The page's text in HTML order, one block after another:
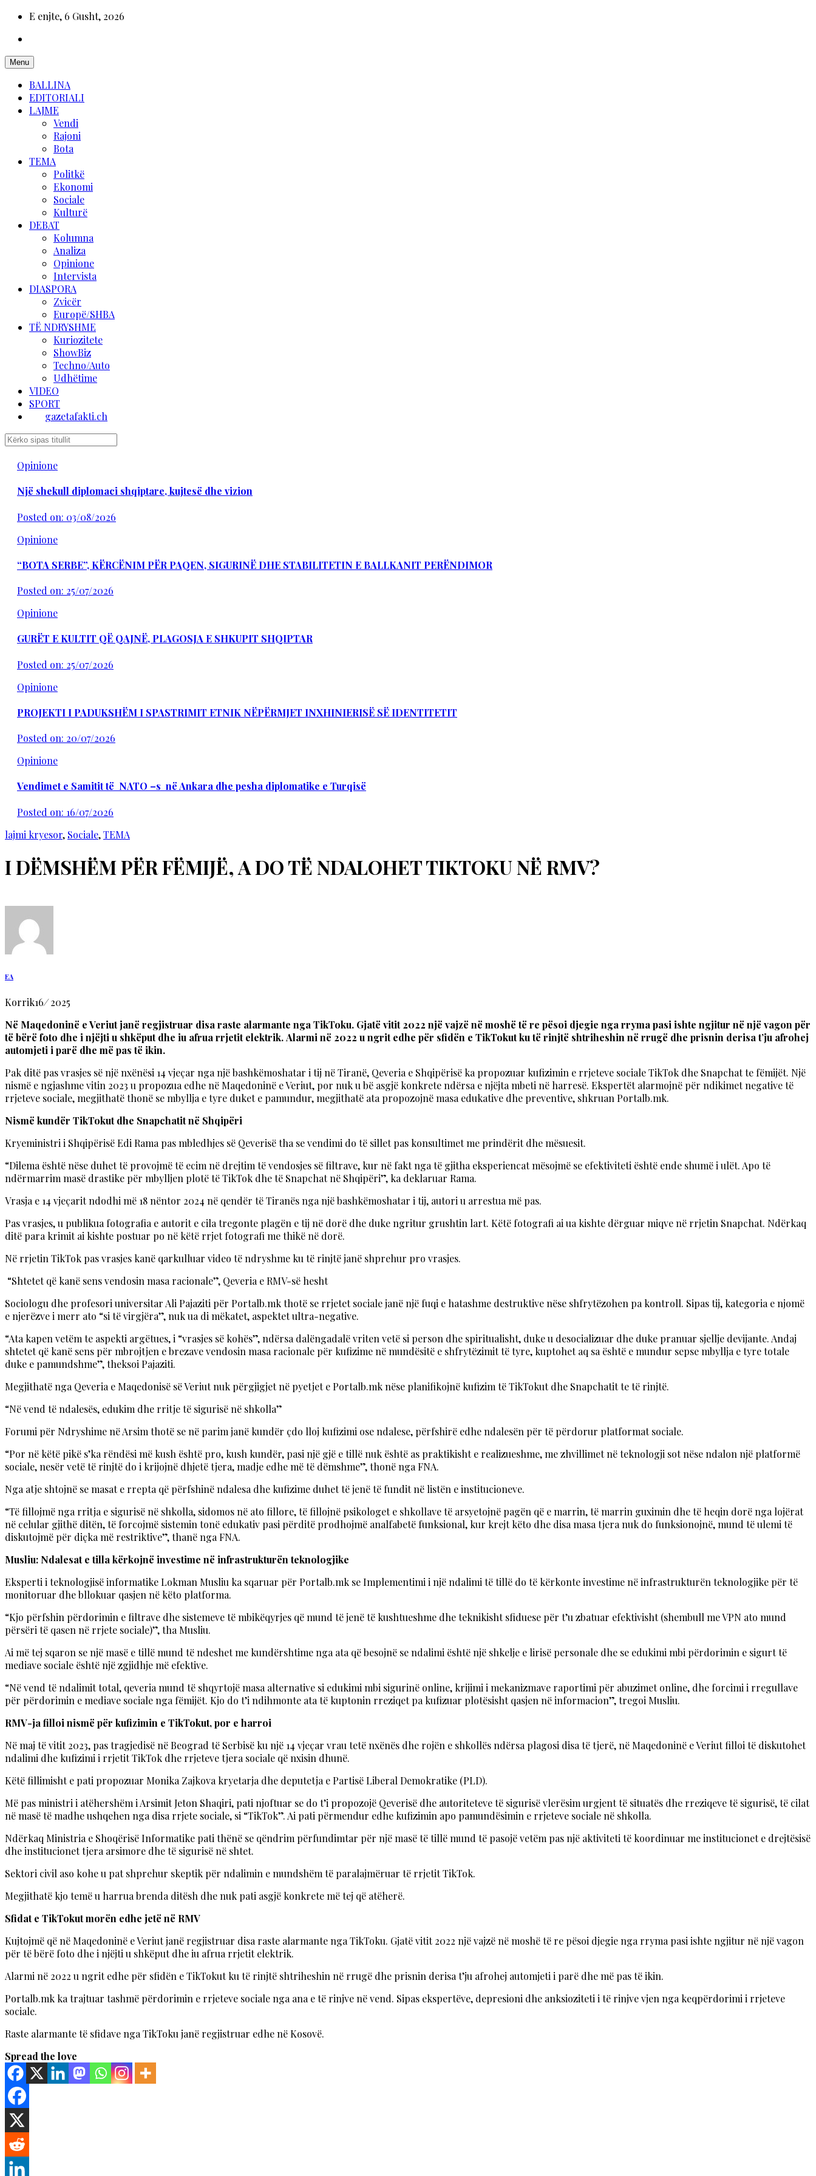
E enjte, 6 Gusht, 2026
Menu
BALLINA
EDITORIALI
LAJME
Vendi
Rajoni
Bota
TEMA
Politkë
Ekonomi
Sociale
Kulturë
DEBAT
Kolumna
Analiza
Opinione
Intervista
DIASPORA
Zvicër
Europë/SHBA
TË NDRYSHME
Kuriozitete
ShowBiz
Techno/Auto
Udhëtime
VIDEO
SPORT
gazetafakti.ch
Opinione
Një shekull diplomaci shqiptare, kujtesë dhe vizion
Posted on: 03/08/2026
Opinione
“BOTA SERBE”, KËRCËNIM PËR PAQEN, SIGURINË DHE STABILITETIN E BALLKANIT PERËNDIMOR
Posted on: 25/07/2026
Opinione
GURËT E KULTIT QË QAJNË, PLAGOSJA E SHKUPIT SHQIPTAR
Posted on: 25/07/2026
Opinione
PROJEKTI I PADUKSHËM I SPASTRIMIT ETNIK NËPËRMJET INXHINIERISË SË IDENTITETIT
Posted on: 20/07/2026
Opinione
Vendimet e Samitit të NATO –s në Ankara dhe pesha diplomatike e Turqisë
Posted on: 16/07/2026
lajmi kryesor, Sociale,TEMA
I DËMSHËM PËR FËMIJË, A DO TË NDALOHET TIKTOKU NË RMV?
EA
Korrik16/2025
Në Maqedoninë e Veriut janë regjistruar disa raste alarmante nga TikToku. Gjatë vitit 2022 një vajzë në moshë të re pësoi djegie nga rryma pasi ishte ngjitur në një vagon për
të bërë foto dhe i njëjti u shkëput dhe iu afrua rrjetit elektrik.Alarmi në 2022 u ngrit edhe për sfidën e TikTokut ku të rinjtë shtriheshin në rrugë dhe prisnin derisa t’ju afrohej
automjeti i parë dhe më pas të ikin.
Pak ditë pas vrasjes së një nxënësi 14 vjeçar nga një bashkëmoshatar i tij në Tiranë, Qeveria e Shqipërisë ka propozuar kufizimin e rrjeteve sociale TikTok dhe Snapchat te fëmijët. Një
nismë e ngjashme vitin 2023 u propozua edhe në Maqedoninë e Veriut, por nuk u bë asgjë konkrete ndërsa e njëjta mbeti në harresë. Ekspertët alarmojnë për ndikimet negative të
rrjeteve sociale, megjithatë thonë se mbyllja e tyre duket e pamundur, megjithatë ata propozojnë masa edukative dhe preventive, shkruan Portalb.mk.
Nismë kundër TikTokut dhe Snapchatit në Shqipëri
Kryeministri i Shqipërisë Edi Rama pas mbledhjes së Qeverisë tha se vendimi do të sillet pas konsultimet me prindërit dhe mësuesit.
“Dilema është nëse duhet të provojmë të ecim në drejtim të vendosjes së filtrave, kur në fakt nga të gjitha eksperiencat mësojmë se efektiviteti është ende shumë i ulët. Apo të
ndërmarrim masë drastike për mbylljen plotë të TikTok dhe të Snapchat në Shqipëri”, ka deklaruar Rama.
Vrasja e 14 vjeçarit ndodhi më 18 nëntor 2024 në qendër të Tiranës nga një bashkëmoshatar i tij, autori u arrestua më pas.
Pas vrasjes, u publikua fotografia e autorit e cila tregonte plagën e tij në dorë dhe duke ngritur grushtin lart. Këtë fotografi ai ua kishte dërguar miqve në rrjetin Snapchat. Ndërkaq
ditë para krimit ai kishte postuar po në këtë rrjet fotografi me thikë në dorë.
Në rrjetin TikTok pas vrasjes kanë qarkulluar video të ndryshme ku të rinjtë janë shprehur pro vrasjes.
“Shtetet që kanë sens vendosin masa racionale”, Qeveria e RMV-së hesht
Sociologu dhe profesori universitar Ali Pajaziti për Portalb.mk thotë se rrjetet sociale janë një fuqi e hatashme destruktive nëse shfrytëzohen pa kontroll. Sipas tij, kategoria e njomë
e njerëzve i merr ato “si të virgjëra”, nuk ua di mëkatet, aspektet ultra-negative.
“Ata kapen vetëm te aspekti argëtues, i “vrasjes së kohës”, ndërsa dalëngadalë vriten vetë si person dhe spiritualisht, duke u desocializuar dhe duke pranuar sjellje devijante. Andaj
shtetet që kanë sens për mbrojtjen e brezave vendosin masa racionale për kufizime në mundësitë e shfrytëzimit të tyre, kuptohet aq sa është e mundur sepse mbyllja e tyre totale
duke e pamundshme”, theksoi Pajaziti.
Megjithatë nga Qeveria e Maqedonisë së Veriut nuk përgjigjet në pyetjet e Portalb.mk nëse planifikojnë kufizim të TikTokut dhe Snapchatit te të rinjtë.
“Në vend të ndalesës, edukim dhe rritje të sigurisë në shkolla”
Forumi për Ndryshime në Arsim thotë se në parim janë kundër çdo lloj kufizimi ose ndalese, përfshirë edhe ndalesën për të përdorur platformat sociale.
“Por në këtë pikë s’ka rëndësi më kush është pro, kush kundër, pasi një gjë e tillë nuk është as praktikisht e realizueshme, me zhvillimet në teknologji sot nëse ndalon një platformë
sociale, nesër vetë të rinjtë do i krijojnë dhjetë tjera, madje edhe më të dëmshme”, thonë nga FNA.
Nga atje shtojnë se masat e rrepta që përfshinë ndalesa dhe kufizime duhet të jenë të fundit në listën e institucioneve.
“Të fillojmë nga rritja e sigurisë në shkolla, sidomos në ato fillore, të fillojnë psikologet e shkollave të arsyetojnë pagën që e marrin, të marrin guximin dhe të heqin dorë nga lojërat
në celular gjithë ditën, të forcojmë sistemin tonë edukativ pasi përditë prodhojmë analfabetë funksional, kur krejt këto dhe disa masa tjera nuk do funksionojnë, mund të ulemi të
diskutojmë për diçka më restriktive”, thanë nga FNA.
Musliu: Ndalesat e tilla kërkojnë investime në infrastrukturën teknologjike
Eksperti i teknologjisë informatike Lokman Musliu ka sqaruar për Portalb.mk se Implementimi i një ndalimi të tillë do të kërkonte investime në infrastrukturën teknologjike për të
monitoruar dhe bllokuar qasjen në këto platforma.
“Kjo përfshin përdorimin e filtrave dhe sistemeve të mbikëqyrjes që mund të jenë të kushtueshme dhe teknikisht sfiduese për t’u zbatuar efektivisht (shembull me VPN ato mund
përsëri të qasen në rrjete sociale)”, tha Musliu.
Ai më tej sqaron se një masë e tillë mund të ndeshet me kundërshtime nga ata që besojnë se ndalimi është një shkelje e lirisë personale dhe se edukimi mbi përdorimin e sigurt të
mediave sociale është një zgjidhje më efektive.
“Në vend të ndalimit total, qeveria mund të shqyrtojë masa alternative si edukimi mbi sigurinë online, krijimi i mekanizmave raportimi për abuzimet online, dhe forcimi i rregullave
për përdorimin e mediave sociale nga fëmijët. Kjo do t’i ndihmonte ata të kuptonin rreziqet pa kufizuar plotësisht qasjen në informacion”, tregoi Musliu.
RMV-ja filloi nismë për kufizimin e TikTokut, por e harroi
Në maj të vitit 2023, pas tragjedisë në Beograd të Serbisë ku një 14 vjeçar vrau tetë nxënës dhe rojën e shkollës ndërsa plagosi disa të tjerë, në Maqedoninë e Veriut filloi të diskutohet
ndalimi dhe kufizimi i rrjetit TikTok dhe rrjeteve tjera sociale që nxisin dhunë.
Këtë fillimisht e pati propozuar Monika Zajkova kryetarja dhe deputetja e Partisë Liberal Demokratike (PLD).
Më pas ministri i atëhershëm i Arsimit Jeton Shaqiri, pati njoftuar se do t’i propozojë Qeverisë dhe autoriteteve të sigurisë vlerësim urgjent të situatës dhe rreziqeve të sigurisë, të cilat
në masë të madhe ushqehen nga disa rrjete sociale, si “TikTok”. Ai pati përmendur edhe kufizimin apo pamundësimin e rrjeteve sociale në shkolla.
Ndërkaq Ministria e Shoqërisë Informatike pati thënë se qëndrim përfundimtar për një masë të tillë mund të pasojë vetëm pas një aktiviteti të koordinuar me institucionet e drejtësisë
dhe institucionet tjera arsimore dhe të sigurisë në shtet.
Sektori civil aso kohe u pat shprehur skeptik për ndalimin e mundshëm të paralajmëruar të rrjetit TikTok.
Megjithatë kjo temë u harrua brenda ditësh dhe nuk pati asgjë konkrete më tej që atëherë.
Sfidat e TikTokut morën edhe jetë në RMV
Kujtojmë që në Maqedoninë e Veriut janë regjistruar disa raste alarmante nga TikToku. Gjatë vitit 2022 një vajzë në moshë të re pësoi djegie nga rryma pasi ishte ngjitur në një vagon
për të bërë foto dhe i njëjti u shkëput dhe iu afrua rrjetit elektrik.
Alarmi në 2022 u ngrit edhe për sfidën e TikTokut ku të rinjtë shtriheshin në rrugë dhe prisnin derisa t’ju afrohej automjeti i parë dhe më pas të ikin.
Portalb.mk ka trajtuar tashmë përdorimin e rrjeteve sociale nga ana e të rinjve në vend. Sipas ekspertëve, depresioni dhe anksioziteti i të rinjve vjen nga keqpërdorimi i rrjeteve
sociale.
Raste alarmante të sfidave nga TikToku janë regjistruar edhe në Kosovë.
Spread the love